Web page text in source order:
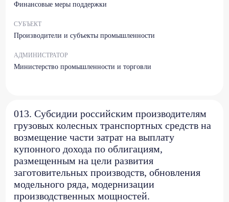
Финансовые меры поддержки
СУБЪЕКТ
Производители и субъекты промышленности
АДМИНИСТРАТОР
Министерство промышленности и торговли
013. Субсидии российским производителям
грузовых колесных транспортных средств на
возмещение части затрат на выплату
купонного дохода по облигациям,
размещенным на цели развития
заготовительных производств, обновления
модельного ряда, модернизации
производственных мощностей.